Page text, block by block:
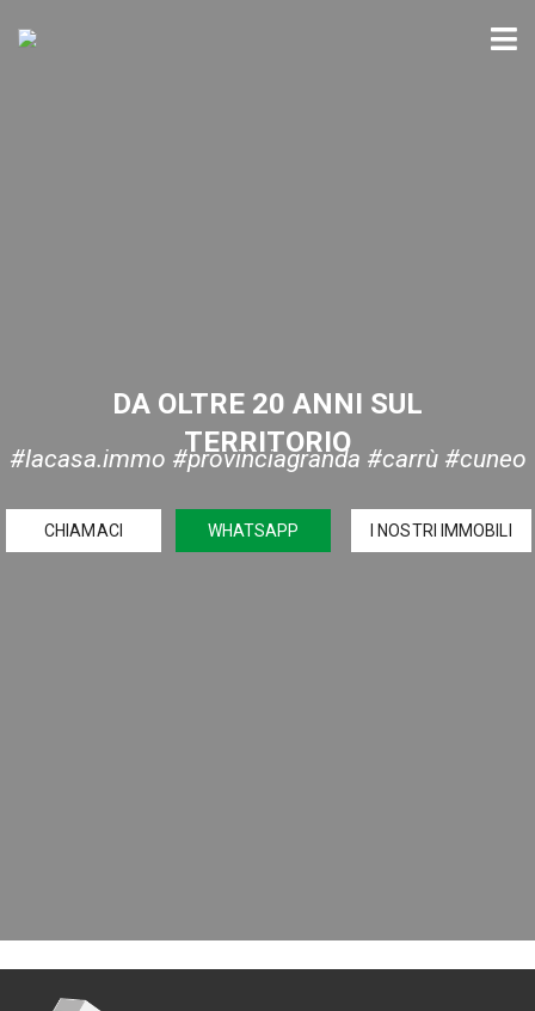
DA OLTRE 20 ANNI SUL
TERRITORIO
#lacasa.immo #provinciagranda #carrù #cuneo
CHIAMACI WHATSAPP I NOSTRI IMMOBILI